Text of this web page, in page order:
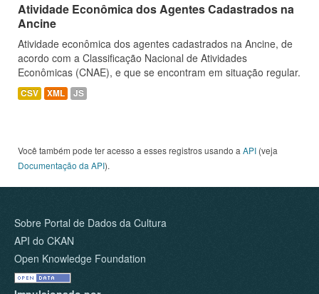
Atividade Econômica dos Agentes Cadastrados na
Ancine
Atividade econômica dos agentes cadastrados na Ancine, de
acordo com a Classificação Nacional de Atividades
Econômicas (CNAE), e que se encontram em situação regular.
CSV XML JS
Você também pode ter acesso a esses registros usando a API (veja
Documentação da API).
Sobre Portal de Dados da Cultura
API do CKAN
Open Knowledge Foundation